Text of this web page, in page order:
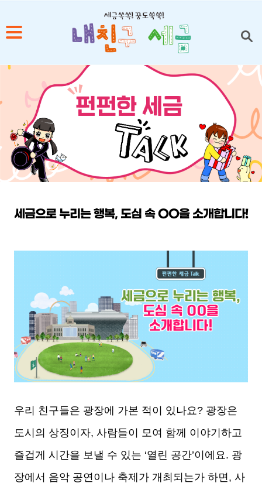
1
3
4
세금으로 누리는 행복, 도심 속 OO을 소개합니다!
우리 친구들은 광장에 가본 적이 있나요? 광장은
도시의 상징이자, 사람들이 모여 함께 이야기하고
즐겁게 시간을 보낼 수 있는 ‘열린 공간’이에요. 광
장에서 음악 공연이나 축제가 개최되는가 하면, 사